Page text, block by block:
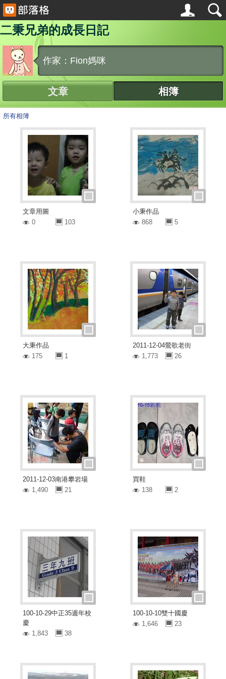
二秉兄弟的成長日記
作家：Fion媽咪
文章 相簿
所有相簿
文章用圖
0
103
小秉作品
868
5
大秉作品
175
1
2011-12-04鶯歌老街
1,773
26
2011-12-03南港攀岩場
1,490
21
買鞋
138
2
100-10-29中正35週年校
慶
1,843
38
100-10-10雙十國慶
1,646
23